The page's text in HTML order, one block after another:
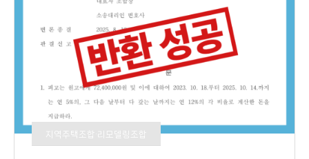
지역주택조합·리모델링조합